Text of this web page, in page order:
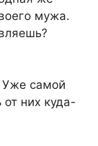
мужа.
Уже самой
от них куда-